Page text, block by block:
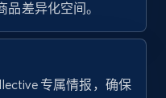
by shop url
Currency, Initial
and more.
品差异化空间。
专属情报，确保